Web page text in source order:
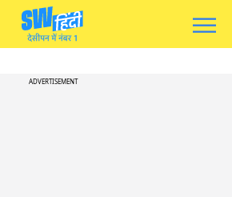
ADVERTISEMENT